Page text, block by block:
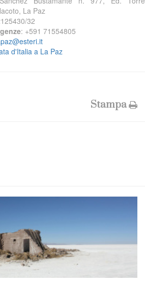
La Paz
32
: +591 71554805
d'Italia a La Paz
Stampa